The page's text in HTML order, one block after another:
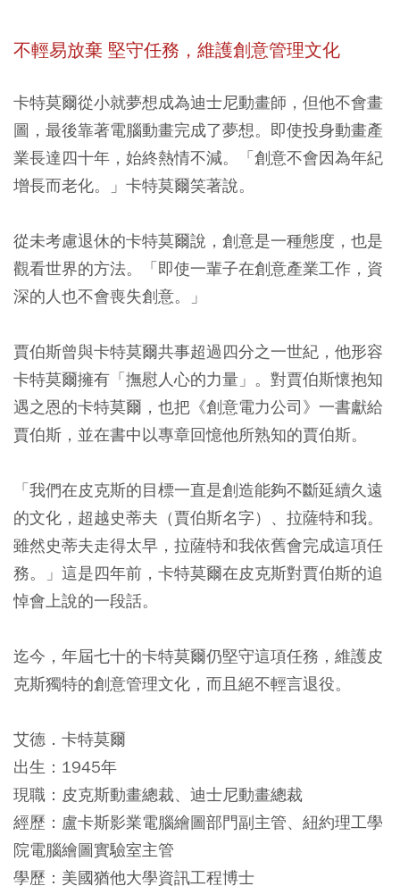
不輕易放棄 堅守任務，維護創意管理文化
卡特莫爾從小就夢想成為迪士尼動畫師，但他不會畫
圖，最後靠著電腦動畫完成了夢想。即使投身動畫產
業長達四十年，始終熱情不減。「創意不會因為年紀
增長而老化。」卡特莫爾笑著說。
從未考慮退休的卡特莫爾說，創意是一種態度，也是
觀看世界的方法。「即使一輩子在創意產業工作，資
深的人也不會喪失創意。」
賈伯斯曾與卡特莫爾共事超過四分之一世紀，他形容
卡特莫爾擁有「撫慰人心的力量」。對賈伯斯懷抱知
遇之恩的卡特莫爾，也把《創意電力公司》一書獻給
賈伯斯，並在書中以專章回憶他所熟知的賈伯斯。
「我們在皮克斯的目標一直是創造能夠不斷延續久遠
的文化，超越史蒂夫（賈伯斯名字）、拉薩特和我。
雖然史蒂夫走得太早，拉薩特和我依舊會完成這項任
務。」這是四年前，卡特莫爾在皮克斯對賈伯斯的追
悼會上說的一段話。
迄今，年屆七十的卡特莫爾仍堅守這項任務，維護皮
克斯獨特的創意管理文化，而且絕不輕言退役。
艾德．卡特莫爾
出生：1945年
現職：皮克斯動畫總裁、迪士尼動畫總裁
經歷：盧卡斯影業電腦繪圖部門副主管、紐約理工學
院電腦繪圖實驗室主管
學歷：美國猶他大學資訊工程博士